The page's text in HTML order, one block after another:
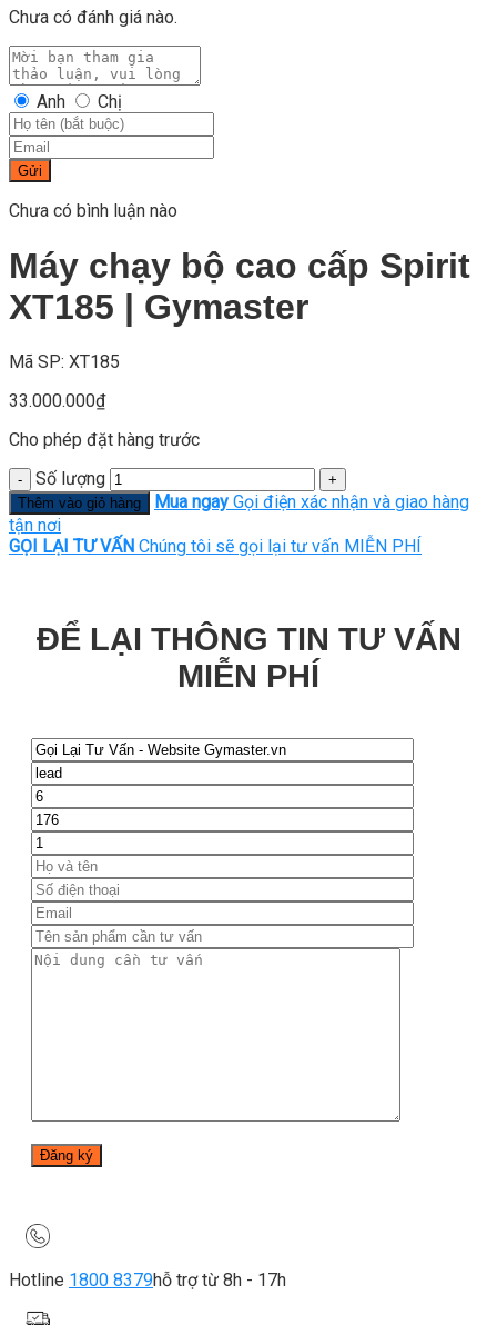
Chưa có đánh giá nào.
Anh Chị
Gửi
Chưa có bình luận nào
Máy chạy bộ cao cấp Spirit
XT185 | Gymaster
Mã SP: XT185
33.000.000₫
Cho phép đặt hàng trước
Số lượng
Thêm vào giỏ hàng Mua ngay Gọi điện xác nhận và giao hàng
tận nơi
GỌI LẠI TƯ VẤN Chúng tôi sẽ gọi lại tư vấn MIỄN PHÍ
ĐỂ LẠI THÔNG TIN TƯ VẤN
MIỄN PHÍ
Hotline 1800 8379hỗ trợ từ 8h - 17h